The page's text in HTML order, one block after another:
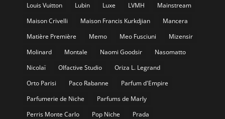
Louis Vuitton
Lubin Luxe LVMH
Mainstream
Maison Crivelli
Maison Francis Kurkdjian
Mancera
Matière Première
Memo Meo Fusciuni
Mizensir
Molinard
Montale Naomi Goodsir
Nasomatto
Nicolaï
Olfactive Studio
Oriza L. Legrand
Orto Parisi
Paco Rabanne
Parfum d'Empire
Parfumerie de Niche
Parfums de Marly
Perris Monte Carlo
Pop Niche
Prada